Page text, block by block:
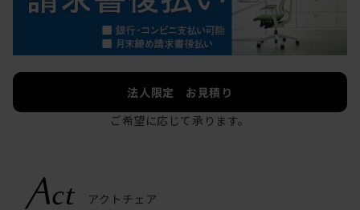
法人限定 お見積り
ご希望に応じて承ります。